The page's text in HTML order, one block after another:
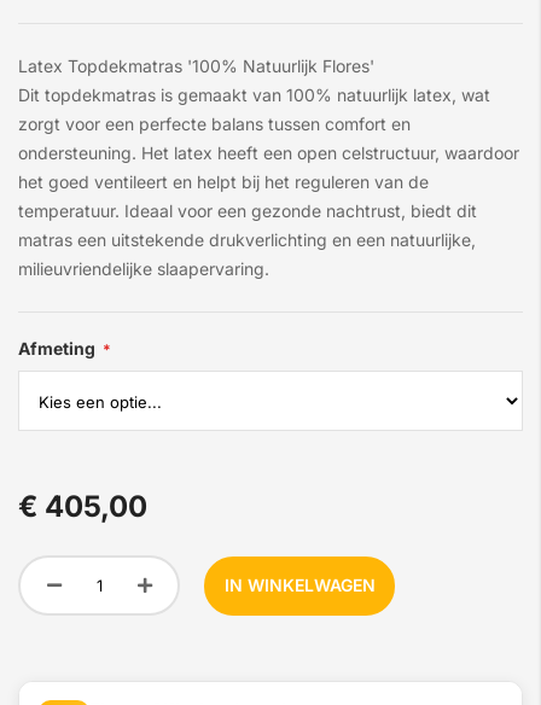
Latex Topdekmatras '100% Natuurlijk Flores'
Dit topdekmatras is gemaakt van 100% natuurlijk latex, wat
zorgt voor een perfecte balans tussen comfort en
ondersteuning. Het latex heeft een open celstructuur, waardoor
het goed ventileert en helpt bij het reguleren van de
temperatuur. Ideaal voor een gezonde nachtrust, biedt dit
matras een uitstekende drukverlichting en een natuurlijke,
milieuvriendelijke slaapervaring.
Afmeting
€ 405,00
IN WINKELWAGEN